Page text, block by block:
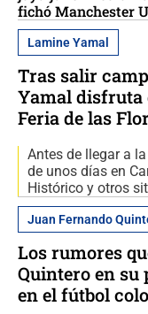
fichó Manchester
Lamine Yamal
Tras salir
Yamal disfruta
Feria de las
Antes de llegar a
de unos días en
Histórico y otros
Juan Fernando
Los rumores
Quintero en su
en el fútbol